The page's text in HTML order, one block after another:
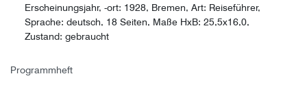
Erscheinungsjahr, -ort: 1928, Bremen, Art: Reiseführer,
Sprache: deutsch, 18 Seiten, Maße HxB: 25,5x16,0,
Zustand: gebraucht
Programmheft